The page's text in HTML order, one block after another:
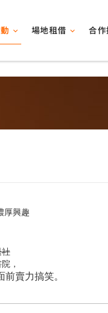
場地租借 合作
厚興趣
，
賣力搞笑。